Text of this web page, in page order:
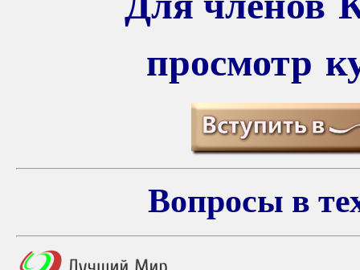
просмотр
Вопросы в